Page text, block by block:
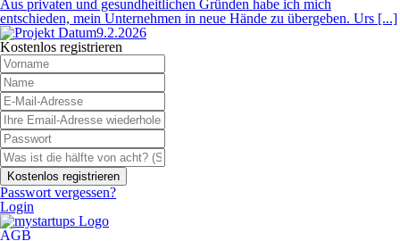
Aus privaten und gesundheitlichen Gründen habe ich mich
entschieden, mein Unternehmen in neue Hände zu übergeben. Urs [...]
9.2.2026
Kostenlos registrieren
Passwort vergessen?
Login
AGB